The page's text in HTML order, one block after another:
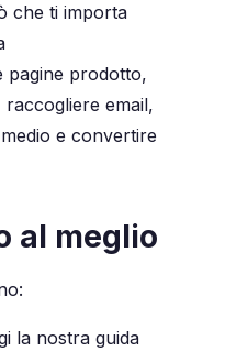
che ti importa
pagine prodotto,
raccogliere email,
e convertire
al meglio
la nostra guida